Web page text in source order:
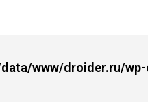
www/droider.ru/